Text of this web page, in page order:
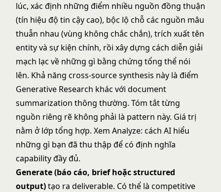
lúc, xác định những điểm nhiều nguồn đồng thuận
(tín hiệu độ tin cậy cao), bộc lộ chỗ các nguồn mâu
thuẫn nhau (vùng không chắc chắn), trích xuất tên
entity và sự kiện chính, rồi xây dựng cách diễn giải
mạch lạc về những gì bằng chứng tổng thể nói
lên. Khả năng cross-source synthesis này là điểm
Generative Research khác với document
summarization thông thường. Tóm tắt từng
nguồn riêng rẽ không phải là pattern này. Giá trị
nằm ở lớp tổng hợp. Xem Analyze: cách AI hiểu
những gì bạn đã thu thập để có định nghĩa
capability đầy đủ.
Generate (báo cáo, brief hoặc structured
output)tạo ra deliverable. Có thể là competitive